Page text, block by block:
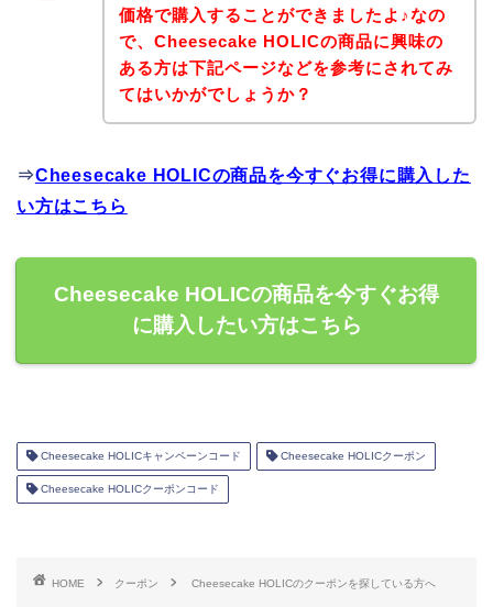
価格で購入することができましたよ♪なの
で、Cheesecake HOLICの商品に興味の
ある方は下記ページなどを参考にされてみ
てはいかがでしょうか？
⇒Cheesecake HOLICの商品を今すぐお得に購入した
い方はこちら
Cheesecake HOLICの商品を今すぐお得
に購入したい方はこちら
Cheesecake HOLICキャンペーンコード Cheesecake HOLICクーポン
Cheesecake HOLICクーポンコード
HOME クーポン Cheesecake HOLICのクーポンを探している方へ